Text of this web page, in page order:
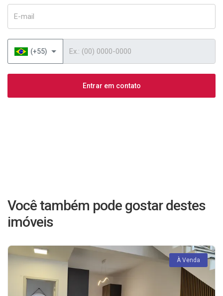
(+55)
Entrar em contato
Você também pode gostar destes
imóveis
À Venda